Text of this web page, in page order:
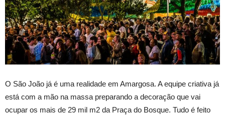
O São João já é uma realidade em Amargosa. A equipe criativa já
está com a mão na massa preparando a decoração que vai
ocupar os mais de 29 mil m2 da Praça do Bosque. Tudo é feito